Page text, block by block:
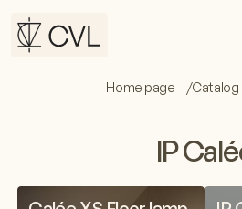
Home page Catalog
IP